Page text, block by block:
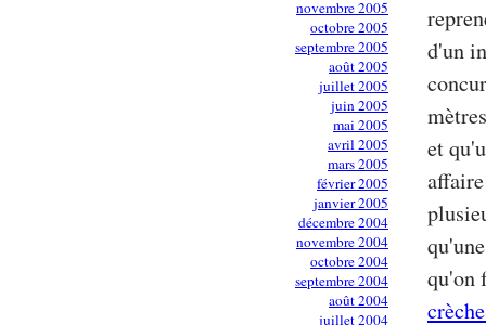
novembre 2005
octobre 2005
septembre 2005
août 2005
juillet 2005
juin 2005
mai 2005
avril 2005
mars 2005
février 2005
janvier 2005
décembre 2004
novembre 2004
octobre 2004
septembre 2004
août 2004
juillet 2004
d'un
et
qu'on